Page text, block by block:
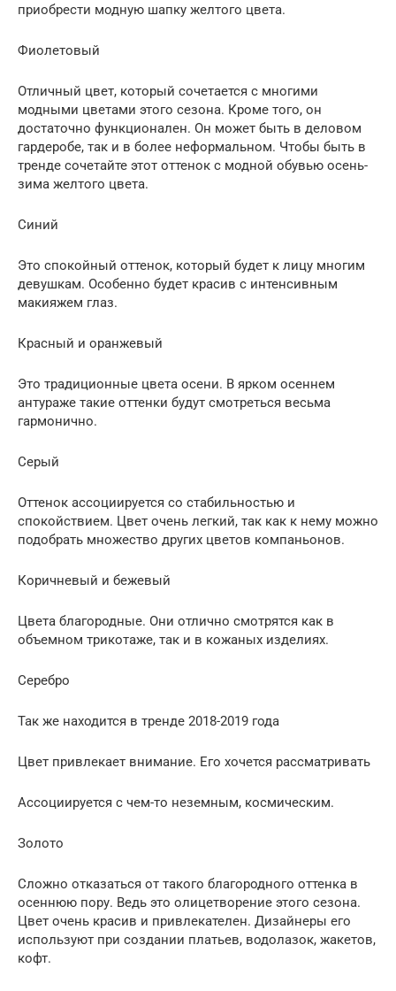
приобрести модную шапку желтого цвета.
Фиолетовый
Отличный цвет, который сочетается с многими
модными цветами этого сезона. Кроме того, он
достаточно функционален. Он может быть в деловом
гардеробе, так и в более неформальном. Чтобы быть в
тренде сочетайте этот оттенок с модной обувью осень-
зима желтого цвета.
Синий
Это спокойный оттенок, который будет к лицу многим
девушкам. Особенно будет красив с интенсивным
макияжем глаз.
Красный и оранжевый
Это традиционные цвета осени. В ярком осеннем
антураже такие оттенки будут смотреться весьма
гармонично.
Серый
Оттенок ассоциируется со стабильностью и
спокойствием. Цвет очень легкий, так как к нему можно
подобрать множество других цветов компаньонов.
Коричневый и бежевый
Цвета благородные. Они отлично смотрятся как в
объемном трикотаже, так и в кожаных изделиях.
Серебро
Так же находится в тренде 2018-2019 года
Цвет привлекает внимание. Его хочется рассматривать
Ассоциируется с чем-то неземным, космическим.
Золото
Сложно отказаться от такого благородного оттенка в
осеннюю пору. Ведь это олицетворение этого сезона.
Цвет очень красив и привлекателен. Дизайнеры его
используют при создании платьев, водолазок, жакетов,
кофт.